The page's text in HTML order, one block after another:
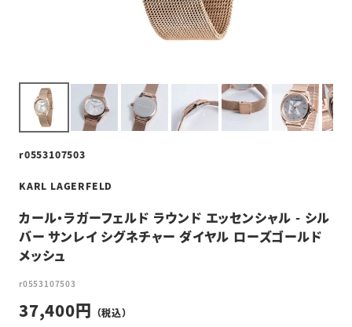
r0553107503
KARL LAGERFELD
カール・ラガーフェルド ラウンド エッセンシャル - シル
バー サンレイ シグネチャー ダイヤル ローズゴールド
メッシュ
r0553107503
37,400